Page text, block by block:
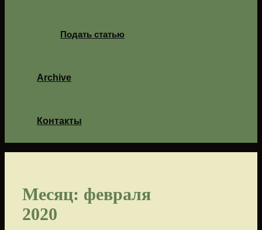
Подать статью
Archive
Контакты
Месяц: февраля
2020